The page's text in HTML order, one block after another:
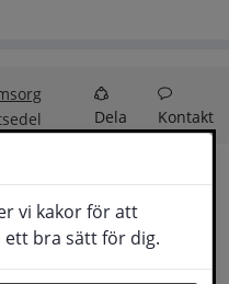
vi kakor för att
ett bra sätt för dig.
Dela Kontakt
förskola